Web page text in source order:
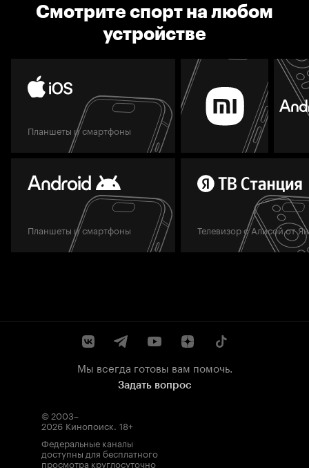
Смотрите спорт на любом
устройстве
Планшеты и смартфоны
Планшеты и смартфоны Телевизор с Алисой от
Мы всегда готовы вам помочь.
Задать вопрос
© 2003–
2026 Кинопоиск. 18+
Федеральные каналы
доступны для бесплатного
просмотра круглосуточно